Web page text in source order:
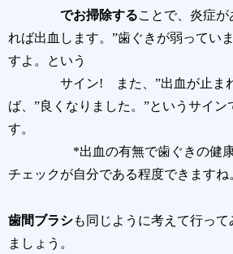
でお掃除することで、炎症が
れば出血します。”歯ぐきが弱っていま
すよ。という
サイン! また、”出血が止ま
ば、”良くなりました。”というサイン
す。
*出血の有無で歯ぐきの健
チェックが自分である程度できますね
歯間ブラシも同じように考えて行って
ましょう。